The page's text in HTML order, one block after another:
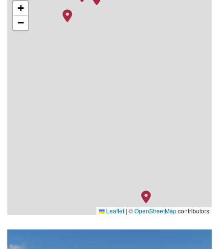
+
−
Leaflet | ©OpenStreetMapcontributors